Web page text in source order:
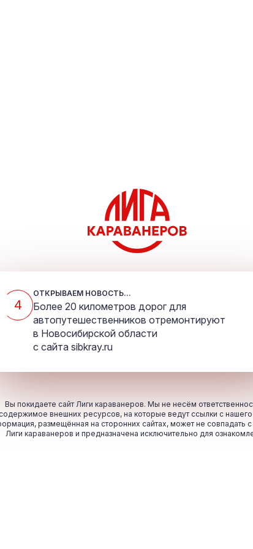
4
ОТКРЫВАЕМ НОВОСТЬ...
Более 20 километров дорог для
автопутешественников отремонтируют
в Новосибирской области
с сайта sibkray.ru
Вы покидаете сайт Лиги караванеров. Мы не несём
внешних ресурсов, на которые ведут ссылки с нашего
размещённая на сторонних сайтах, может не совпадать с
Лиги караванеров и предназначена исключительно для